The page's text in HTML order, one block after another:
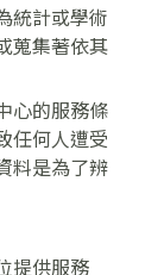
統計或學術
蒐集著依其
心的服務條
任何人遭受
料是為了辨
提供服務